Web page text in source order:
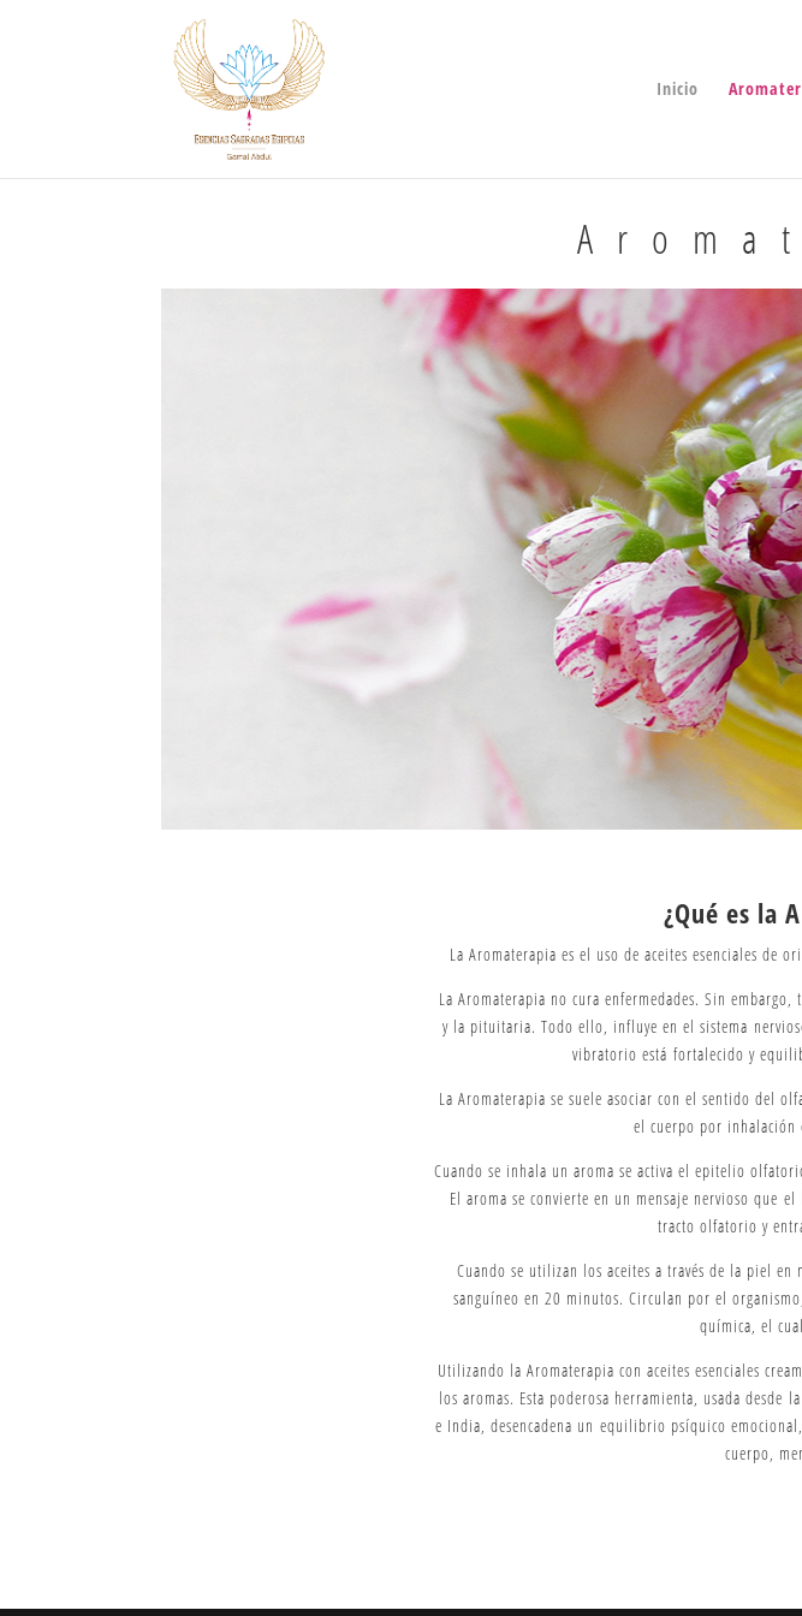
Inicio
¿Qué es la
La Aromaterapia es el uso de aceites esenciales de
La Aromaterapia no cura enfermedades. Sin
y la pituitaria. Todo ello, influye en el sistema
vibratorio está fortalecido y
La Aromaterapia se suele asociar con el sentido del
el cuerpo por inhalación
Cuando se inhala un aroma se activa el epitelio
El aroma se convierte en un mensaje nervioso que el
tracto olfatorio y
Cuando se utilizan los aceites a través de la piel en
sanguíneo en 20 minutos. Circulan por el
química, el
Utilizando la Aromaterapia con aceites esenciales
los aromas. Esta poderosa herramienta, usada desde
e India, desencadena unequilibrio psíquico
cuerpo,